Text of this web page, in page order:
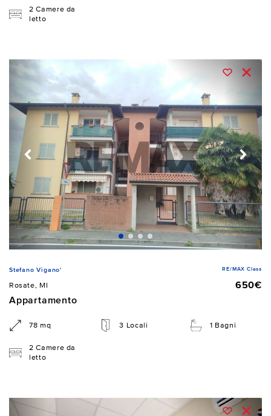
2 Camere da
letto
Stefano Vigano' RE/MAX Class
Rosate, MI
650€
Appartamento
78 mq 3 Locali 1 Bagni
2 Camere da
letto